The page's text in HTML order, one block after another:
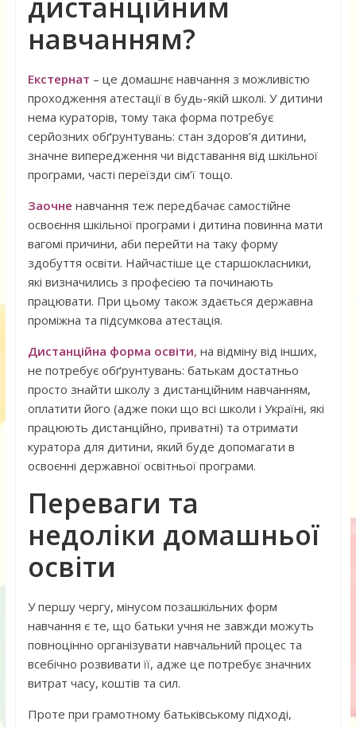
навчанням?
Екстернат – це домашнє навчання з можливістю
проходження атестації в будь-якій школі. У дитини
нема кураторів, тому така форма потребує
серйозних обґрунтувань: стан здоров’я дитини,
значне випередження чи відставання від шкільної
програми, часті переїзди сім’ї тощо.
Заочне навчання теж передбачає самостійне
освоєння шкільної програми і дитина повинна мати
вагомі причини, аби перейти на таку форму
здобуття освіти. Найчастіше це старшокласники,
які визначились з професією та починають
працювати. При цьому також здається державна
проміжна та підсумкова атестація.
Дистанційна форма освіти, на відміну від інших,
не потребує обґрунтувань: батькам достатньо
просто знайти школу з дистанційним навчанням,
оплатити його (адже поки що всі школи і Україні, які
працюють дистанційно, приватні) та отримати
куратора для дитини, який буде допомагати в
освоєнні державної освітньої програми.
Переваги та
недоліки домашньої
освіти
У першу чергу, мінусом позашкільних форм
навчання є те, що батьки учня не завжди можуть
повноцінно організувати навчальний процес та
всебічно розвивати її, адже це потребує значних
витрат часу, коштів та сил.
Проте при грамотному батьківському підході,